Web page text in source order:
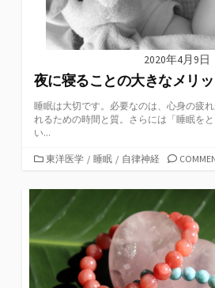
2020年4月9日
夜に寝ることの大きなメリッ
睡眠は大切です。必要なのは、心身の疲
れるための時間と質。さらには「睡眠を
い...
カ
ゴ
東洋医学 / 睡眠 / 自律神経